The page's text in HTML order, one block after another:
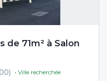
de 71m² à Salon
) • Ville recherchée